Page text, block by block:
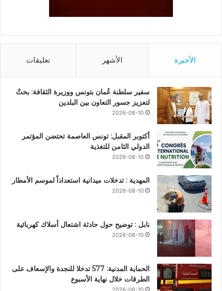
الأخيرة الأشهر تعليقات
سفير سلطنة عُمان بتونس ووزيرة الثقافة: بحثٌ
لتعزيز جسور التعاون بين البلدين
2026-08-10
أكتوبر المقبل: تونس العاصمة تحتضن المؤتمر
الدولي الثامن للتغذية
2026-08-10
المهدية : تدخلات ميدانية استعداداً لموسم الأمطار
2026-08-10
نابل : توضيح حول حادثة اشتعال أسلاك كهربائية
2026-08-10
الحماية المدنية: 577 تدخلا للنجدة والإسعاف على
الطرقات خلال نهاية الأسبوع